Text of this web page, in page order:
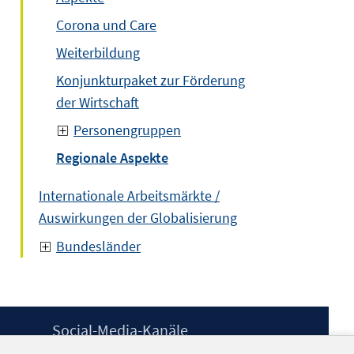
Corona und Care
Weiterbildung
Konjunkturpaket zur Förderung
der Wirtschaft
Personengruppen
Regionale Aspekte
Internationale Arbeitsmärkte /
Auswirkungen der Globalisierung
Bundesländer
Social-Media-Kanäle